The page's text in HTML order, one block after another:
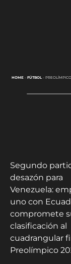
HOME- FÚTBOL-
Segundo
desazón para
Venezuela:
uno con
compromete
clasificación al
cuadrangular
Preolímpico